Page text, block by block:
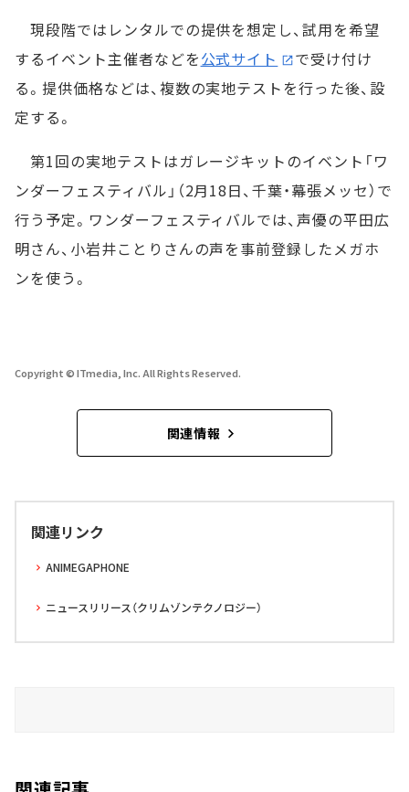
現段階ではレンタルでの提供を想定し、試用を希望
するイベント主催者などを公式サイト
で受け付け
る。提供価格などは、複数の実地テストを行った後、設
定する。
第1回の実地テストはガレージキットのイベント「ワ
ンダーフェスティバル」（2月18日、千葉・幕張メッセ）で
行う予定。ワンダーフェスティバルでは、声優の平田広
明さん、小岩井ことりさんの声を事前登録したメガホ
ンを使う。
Copyright © ITmedia, Inc. All Rights Reserved.
関連情報
関連リンク
ANIMEGAPHONE
ニュースリリース（クリムゾンテクノロジー）